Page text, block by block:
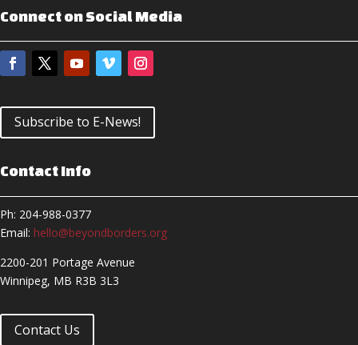
Connect on Social Media
Subscribe to E-News!
Contact Info
Ph: 204-988-0377
Email: hello@beyondborders.org
2200-201 Portage Avenue
Winnipeg, MB R3B 3L3
Contact Us